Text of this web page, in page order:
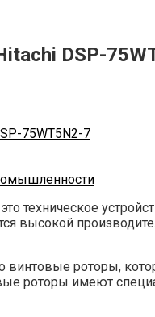
DSP-
75WT5N2-7
техническое
высокой
роторы,
роторы имеют